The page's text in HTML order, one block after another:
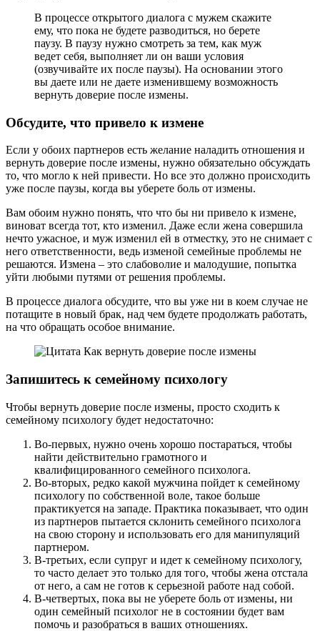
В процессе открытого диалога с мужем скажите
ему, что пока не будете разводиться, но берете
паузу. В паузу нужно смотреть за тем, как муж
ведет себя, выполняет ли он ваши условия
(озвучивайте их после паузы). На основании этого
вы даете или не даете изменившему возможность
вернуть доверие после измены.
Обсудите, что привело к измене
Если у обоих партнеров есть желание наладить отношения и
вернуть доверие после измены, нужно обязательно обсуждать
то, что могло к ней привести. Но все это должно происходить
уже после паузы, когда вы уберете боль от измены.
Вам обоим нужно понять, что что бы ни привело к измене,
виноват всегда тот, кто изменил. Даже если жена совершила
нечто ужасное, и муж изменил ей в отместку, это не снимает с
него ответственности, ведь изменой семейные проблемы не
решаются. Измена – это слабоволие и малодушие, попытка
уйти любыми путями от решения проблемы.
В процессе диалога обсудите, что вы уже ни в коем случае не
потащите в новый брак, над чем будете продолжать работать,
на что обращать особое внимание.
Запишитесь к семейному психологу
Чтобы вернуть доверие после измены, просто сходить к
семейному психологу будет недостаточно:
Во-первых, нужно очень хорошо постараться, чтобы
найти действительно грамотного и
квалифицированного семейного психолога.
Во-вторых, редко какой мужчина пойдет к семейному
психологу по собственной воле, такое больше
практикуется на западе. Практика показывает, что один
из партнеров пытается склонить семейного психолога
на свою сторону и использовать его для манипуляций
партнером.
В-третьих, если супруг и идет к семейному психологу,
то часто делает это только для того, чтобы жена отстала
от него, а сам не готов к серьезной работе над собой.
В-четвертых, пока вы не уберете боль от измены, ни
один семейный психолог не в состоянии будет вам
помочь и разобраться в ваших отношениях.